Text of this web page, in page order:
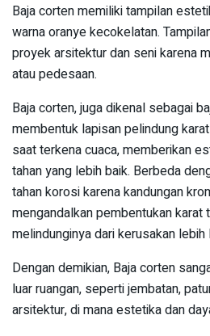
Baja corten memiliki tampilan
warna oranye kecokelatan.
proyek arsitektur dan seni karena
atau pedesaan.
Baja corten, juga dikenal sebagai
membentuk lapisan pelindung
saat terkena cuaca, memberikan
tahan yang lebih baik. Berbeda
tahan korosi karena kandungan
mengandalkan pembentukan karat
melindunginya dari kerusakan lebih
Dengan demikian, Baja corten
luar ruangan, seperti jembatan,
arsitektur, di mana estetika dan